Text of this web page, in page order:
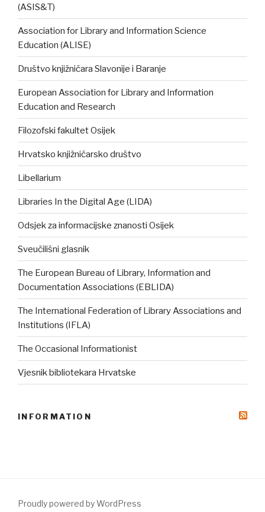
(ASIS&T)
Association for Library and Information Science
Education (ALISE)
Društvo knjižničara Slavonije i Baranje
European Association for Library and Information
Education and Research
Filozofski fakultet Osijek
Hrvatsko knjižničarsko društvo
Libellarium
Libraries In the Digital Age (LIDA)
Odsjek za informacijske znanosti Osijek
Sveučilišni glasnik
The European Bureau of Library, Information and
Documentation Associations (EBLIDA)
The International Federation of Library Associations and
Institutions (IFLA)
The Occasional Informationist
Vjesnik bibliotekara Hrvatske
INFORMATION
Proudly powered by WordPress